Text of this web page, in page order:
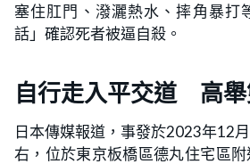
塞住肛門、潑灑熱水、摔角暴打
話」確認死者被逼自殺。
自行走入平交道 高舉
日本傳媒報道，事發於2023年12
右，位於東京板橋區德丸住宅區